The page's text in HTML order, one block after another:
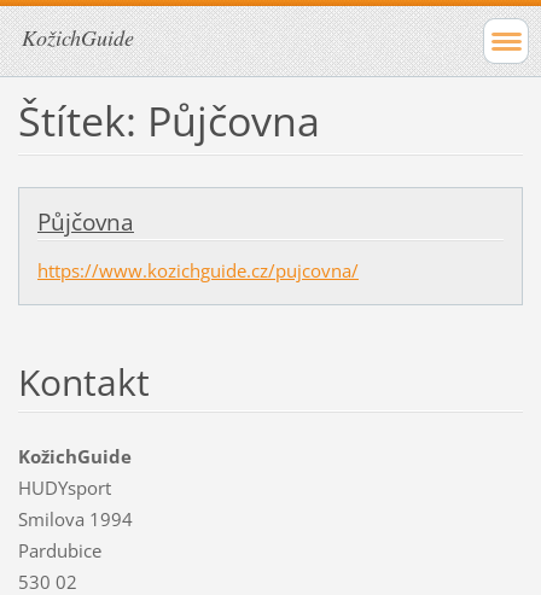
KožichGuide
Štítek: Půjčovna
Půjčovna
https://www.kozichguide.cz/pujcovna/
Kontakt
KožichGuide
HUDYsport
Smilova 1994
Pardubice
530 02